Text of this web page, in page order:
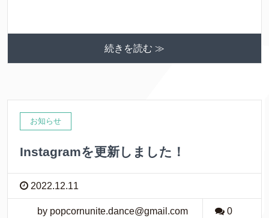
続きを読む ≫
お知らせ
Instagramを更新しました！
2022.12.11
by popcornunite.dance@gmail.com 0